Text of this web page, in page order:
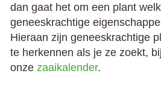
dan gaat het om een plant
geneeskrachtige
Hieraan zijn geneeskrachtige
te herkennen als je ze zoekt,
onze zaaikalender.